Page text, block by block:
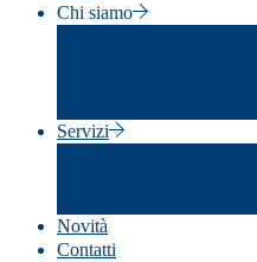
Chi siamo
Servizi
Novità
Contatti